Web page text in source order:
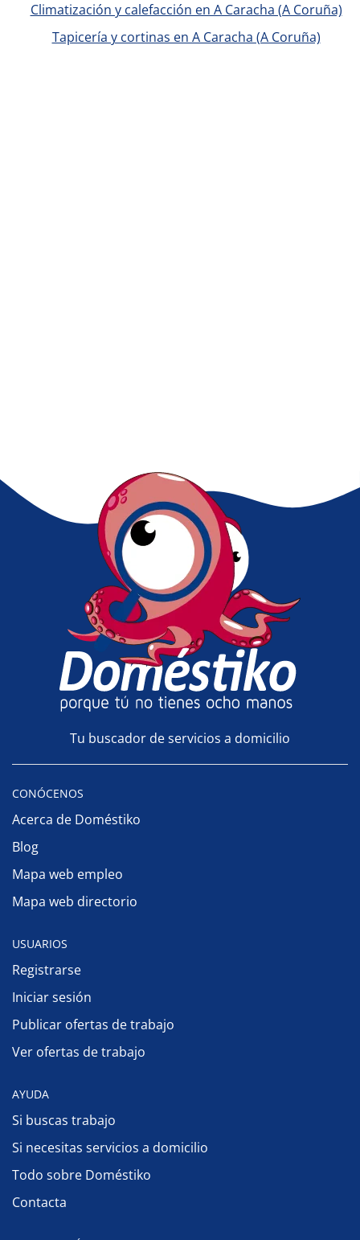
Climatización y calefacción en A Caracha (A Coruña)
Tapicería y cortinas en A Caracha (A Coruña)
Tu buscador de servicios a domicilio
CONÓCENOS
Acerca de Doméstiko
Blog
Mapa web empleo
Mapa web directorio
USUARIOS
Registrarse
Iniciar sesión
Publicar ofertas de trabajo
Ver ofertas de trabajo
AYUDA
Si buscas trabajo
Si necesitas servicios a domicilio
Todo sobre Doméstiko
Contacta